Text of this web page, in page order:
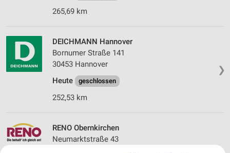
265,69 km
❯
DEICHMANN Hannover
Bornumer Straße 141
30453 Hannover
Heute
geschlossen
252,53 km
RENO Obernkirchen
Neumarktstraße 43